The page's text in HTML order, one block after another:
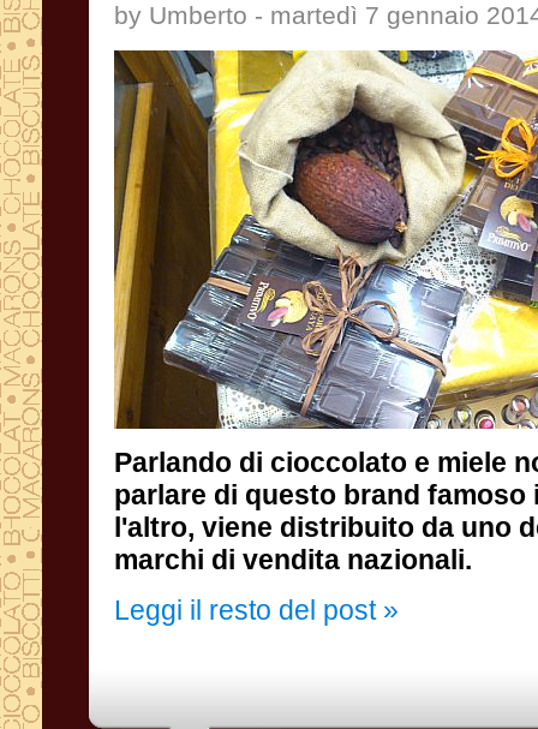
by Umberto - martedì 7 gennaio
Parlando di cioccolato e miele
parlare di questo brand
l'altro, viene distribuito da
marchi di vendita nazionali.
Leggi il resto del post »